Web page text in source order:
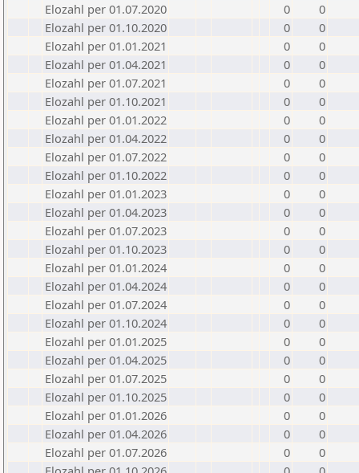
Elozahl per 01.07.2020
0
0
Elozahl per 01.10.2020
0
0
Elozahl per 01.01.2021
0
0
Elozahl per 01.04.2021
0
0
Elozahl per 01.07.2021
0
0
Elozahl per 01.10.2021
0
0
Elozahl per 01.01.2022
0
0
Elozahl per 01.04.2022
0
0
Elozahl per 01.07.2022
0
0
Elozahl per 01.10.2022
0
0
Elozahl per 01.01.2023
0
0
Elozahl per 01.04.2023
0
0
Elozahl per 01.07.2023
0
0
Elozahl per 01.10.2023
0
0
Elozahl per 01.01.2024
0
0
Elozahl per 01.04.2024
0
0
Elozahl per 01.07.2024
0
0
Elozahl per 01.10.2024
0
0
Elozahl per 01.01.2025
0
0
Elozahl per 01.04.2025
0
0
Elozahl per 01.07.2025
0
0
Elozahl per 01.10.2025
0
0
Elozahl per 01.01.2026
0
0
Elozahl per 01.04.2026
0
0
Elozahl per 01.07.2026
0
0